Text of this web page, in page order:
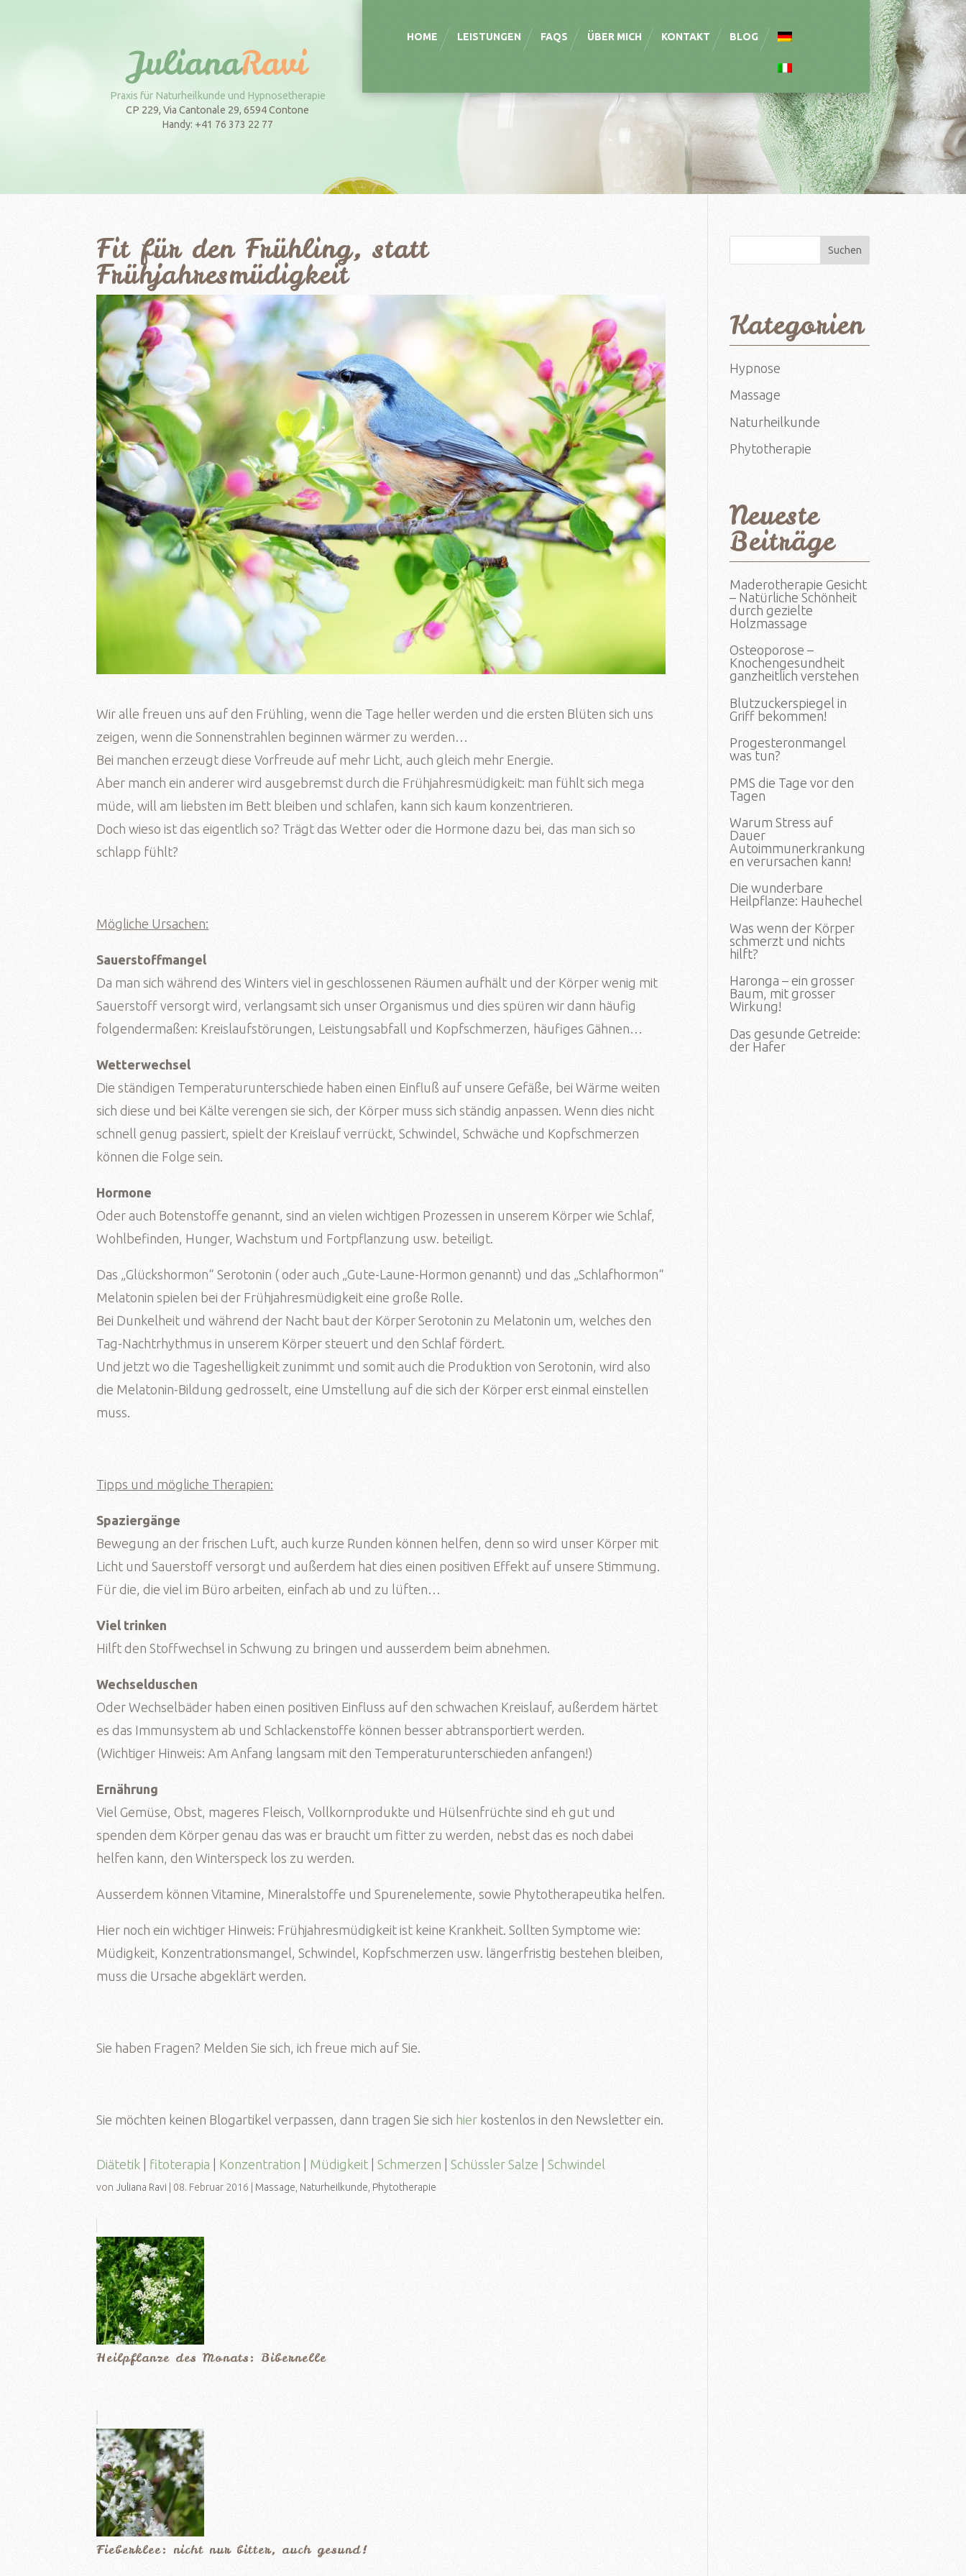
Praxis für Naturheilkunde und Hypnosetherapie
CP 229, Via Cantonale 29, 6594 Contone
Handy: +41 76 373 22 77
HOME LEISTUNGEN FAQS ÜBER MICH KONTAKT BLOG
Fit für den Frühling, statt
Frühjahresmüdigkeit
Wir alle freuen uns auf den Frühling, wenn die Tage heller werden und die ersten Blüten sich uns
zeigen, wenn die Sonnenstrahlen beginnen wärmer zu werden…
Bei manchen erzeugt diese Vorfreude auf mehr Licht, auch gleich mehr Energie.
Aber manch ein anderer wird ausgebremst durch die Frühjahresmüdigkeit: man fühlt sich mega
müde, will am liebsten im Bett bleiben und schlafen, kann sich kaum konzentrieren.
Doch wieso ist das eigentlich so? Trägt das Wetter oder die Hormone dazu bei, das man sich so
schlapp fühlt?
Mögliche Ursachen:
Sauerstoffmangel
Da man sich während des Winters viel in geschlossenen Räumen aufhält und der Körper wenig mit
Sauerstoff versorgt wird, verlangsamt sich unser Organismus und dies spüren wir dann häufig
folgendermaßen: Kreislaufstörungen, Leistungsabfall und Kopfschmerzen, häufiges Gähnen…
Wetterwechsel
Die ständigen Temperaturunterschiede haben einen Einfluß auf unsere Gefäße, bei Wärme weiten
sich diese und bei Kälte verengen sie sich, der Körper muss sich ständig anpassen. Wenn dies nicht
schnell genug passiert, spielt der Kreislauf verrückt, Schwindel, Schwäche und Kopfschmerzen
können die Folge sein.
Hormone
Oder auch Botenstoffe genannt, sind an vielen wichtigen Prozessen in unserem Körper wie Schlaf,
Wohlbefinden, Hunger, Wachstum und Fortpflanzung usw. beteiligt.
Das „Glückshormon“ Serotonin ( oder auch „Gute-Laune-Hormon genannt) und das „Schlafhormon“
Melatonin spielen bei der Frühjahresmüdigkeit eine große Rolle.
Bei Dunkelheit und während der Nacht baut der Körper Serotonin zu Melatonin um, welches den
Tag-Nachtrhythmus in unserem Körper steuert und den Schlaf fördert.
Und jetzt wo die Tageshelligkeit zunimmt und somit auch die Produktion von Serotonin, wird also
die Melatonin-Bildung gedrosselt, eine Umstellung auf die sich der Körper erst einmal einstellen
muss.
Tipps und mögliche Therapien:
Spaziergänge
Bewegung an der frischen Luft, auch kurze Runden können helfen, denn so wird unser Körper mit
Licht und Sauerstoff versorgt und außerdem hat dies einen positiven Effekt auf unsere Stimmung.
Für die, die viel im Büro arbeiten, einfach ab und zu lüften…
Viel trinken
Hilft den Stoffwechsel in Schwung zu bringen und ausserdem beim abnehmen.
Wechselduschen
Oder Wechselbäder haben einen positiven Einfluss auf den schwachen Kreislauf, außerdem härtet
es das Immunsystem ab und Schlackenstoffe können besser abtransportiert werden.
(Wichtiger Hinweis: Am Anfang langsam mit den Temperaturunterschieden anfangen!)
Ernährung
Viel Gemüse, Obst, mageres Fleisch, Vollkornprodukte und Hülsenfrüchte sind eh gut und
spenden dem Körper genau das was er braucht um fitter zu werden, nebst das es noch dabei
helfen kann, den Winterspeck los zu werden.
Ausserdem können Vitamine, Mineralstoffe und Spurenelemente, sowie Phytotherapeutika helfen.
Hier noch ein wichtiger Hinweis: Frühjahresmüdigkeit ist keine Krankheit. Sollten Symptome wie:
Müdigkeit, Konzentrationsmangel, Schwindel, Kopfschmerzen usw. längerfristig bestehen bleiben,
muss die Ursache abgeklärt werden.
Sie haben Fragen? Melden Sie sich, ich freue mich auf Sie.
Sie möchten keinen Blogartikel verpassen, dann tragen Sie sich hier kostenlos in den Newsletter ein.
Diätetik fitoterapia Konzentration Müdigkeit Schmerzen Schüssler Salze Schwindel
vonJuliana Ravi 08. Februar 2016 Massage Naturheilkunde Phytotherapie
Heilpflanze des Monats: Bibernelle
Fieberklee: nicht nur bitter, auch gesund!
Kategorien
Hypnose
Massage
Naturheilkunde
Phytotherapie
Neueste
Beiträge
Maderotherapie Gesicht
– Natürliche Schönheit
durch gezielte
Holzmassage
Osteoporose –
Knochengesundheit
ganzheitlich verstehen
Blutzuckerspiegel in
Griff bekommen!
Progesteronmangel
was tun?
PMS die Tage vor den
Tagen
Warum Stress auf
Dauer
Autoimmunerkrankung
en verursachen kann!
Die wunderbare
Heilpflanze: Hauhechel
Was wenn der Körper
schmerzt und nichts
hilft?
Haronga – ein grosser
Baum, mit grosser
Wirkung!
Das gesunde Getreide:
der Hafer